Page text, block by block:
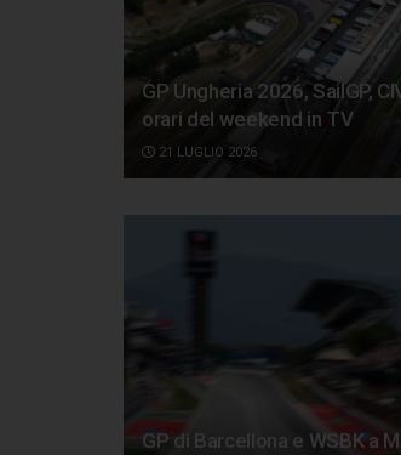
GP Ungheria 2026, SailGP,
orari del weekend in TV
21 LUGLIO 2026
GP di Barcellona e WSBK a